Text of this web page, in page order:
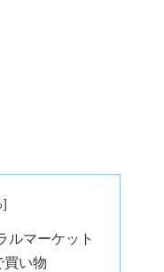
ルマーケット
買い物